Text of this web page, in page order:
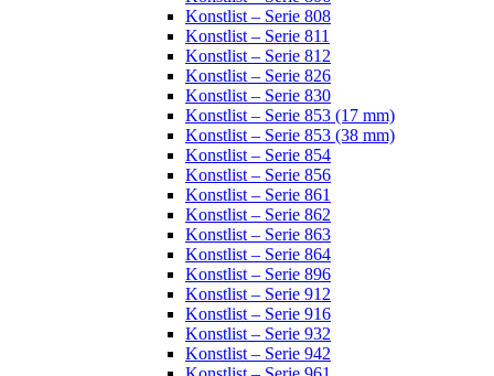
Konstlist – Serie 808
Konstlist – Serie 811
Konstlist – Serie 812
Konstlist – Serie 826
Konstlist – Serie 830
Konstlist – Serie 853 (17 mm)
Konstlist – Serie 853 (38 mm)
Konstlist – Serie 854
Konstlist – Serie 856
Konstlist – Serie 861
Konstlist – Serie 862
Konstlist – Serie 863
Konstlist – Serie 864
Konstlist – Serie 896
Konstlist – Serie 912
Konstlist – Serie 916
Konstlist – Serie 932
Konstlist – Serie 942